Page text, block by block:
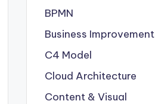
BPMN
Business Improvement
C4 Model
Cloud Architecture
Content & Visual